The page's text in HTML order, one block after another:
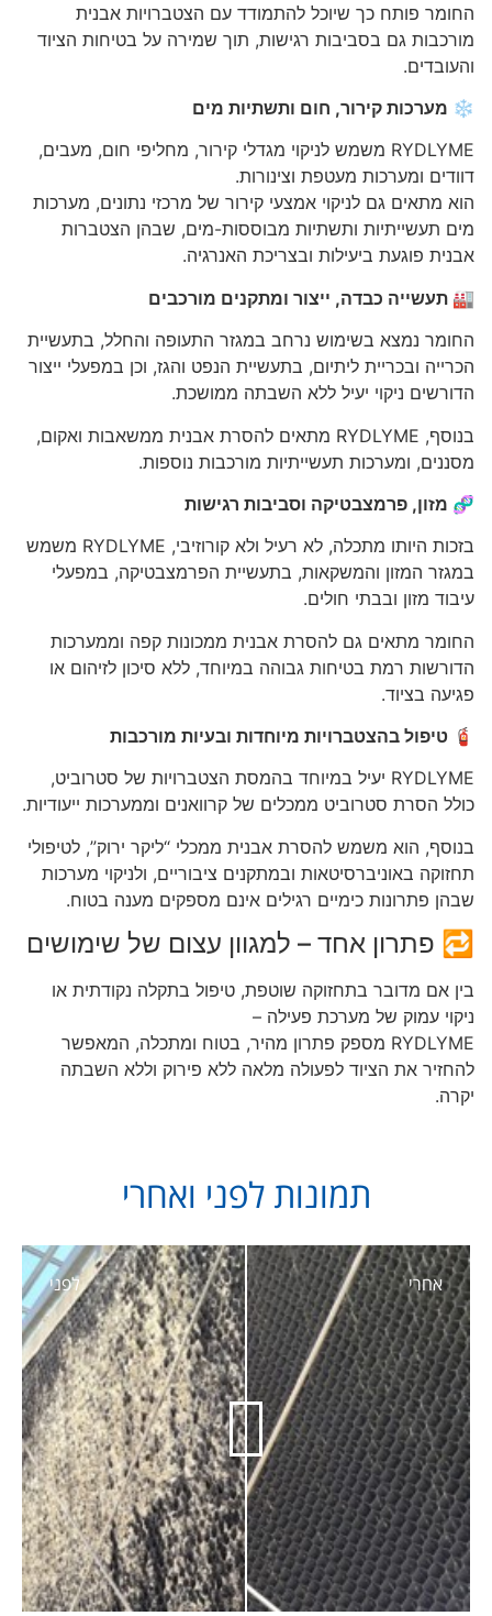
החומר פותח כך שיוכל להתמודד עם הצטברויות אבנית
מורכבות גם בסביבות רגישות, תוך שמירה על בטיחות הציוד
והעובדים.
❄️ מערכות קירור, חום ותשתיות מים
RYDLYME משמש לניקוי מגדלי קירור, מחליפי חום, מעבים,
דוודים ומערכות מעטפת וצינורות.
הוא מתאים גם לניקוי אמצעי קירור של מרכזי נתונים, מערכות
מים תעשייתיות ותשתיות מבוססות-מים, שבהן הצטברות
אבנית פוגעת ביעילות ובצריכת האנרגיה.
🏭 תעשייה כבדה, ייצור ומתקנים מורכבים
החומר נמצא בשימוש נרחב במגזר התעופה והחלל, בתעשיית
הכרייה ובכריית ליתיום, בתעשיית הנפט והגז, וכן במפעלי ייצור
הדורשים ניקוי יעיל ללא השבתה ממושכת.
בנוסף, RYDLYME מתאים להסרת אבנית ממשאבות ואקום,
מסננים, ומערכות תעשייתיות מורכבות נוספות.
🧬 מזון, פרמצבטיקה וסביבות רגישות
בזכות היותו מתכלה, לא רעיל ולא קורוזיבי, RYDLYME משמש
במגזר המזון והמשקאות, בתעשיית הפרמצבטיקה, במפעלי
עיבוד מזון ובבתי חולים.
החומר מתאים גם להסרת אבנית ממכונות קפה וממערכות
הדורשות רמת בטיחות גבוהה במיוחד, ללא סיכון לזיהום או
פגיעה בציוד.
🧯 טיפול בהצטברויות מיוחדות ובעיות מורכבות
RYDLYME יעיל במיוחד בהמסת הצטברויות של סטרוביט,
כולל הסרת סטרוביט ממכלים של קרוואנים וממערכות ייעודיות.
בנוסף, הוא משמש להסרת אבנית ממכלי “ליקר ירוק”, לטיפולי
תחזוקה באוניברסיטאות ובמתקנים ציבוריים, ולניקוי מערכות
שבהן פתרונות כימיים רגילים אינם מספקים מענה בטוח.
🔁 פתרון אחד – למגוון עצום של שימושים
בין אם מדובר בתחזוקה שוטפת, טיפול בתקלה נקודתית או
ניקוי עמוק של מערכת פעילה –
RYDLYME מספק פתרון מהיר, בטוח ומתכלה, המאפשר
להחזיר את הציוד לפעולה מלאה ללא פירוק וללא השבתה
יקרה.
תמונות לפני ואחרי
לפני אחרי